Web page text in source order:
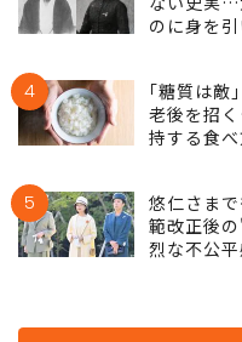
のに身を
4
｢糖質は敵
老後を招
持する食べ
5
悠仁さま
範改正後
烈な不公平